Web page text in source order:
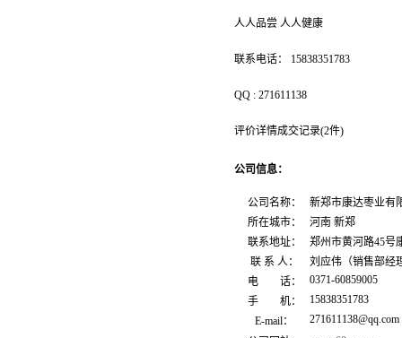
人人品尝 人人健康
联系电话： 15838351783
QQ : 271611138
评价详情成交记录(2件)
公司信息：
公司名称：
新郑市康达枣业有
所在城市：
河南 新郑
联系地址：
郑州市黄河路45号
联 系 人：
刘应伟（销售部经
电 话：
0371-60859005
手 机：
15838351783
E-mail：
271611138@qq.com